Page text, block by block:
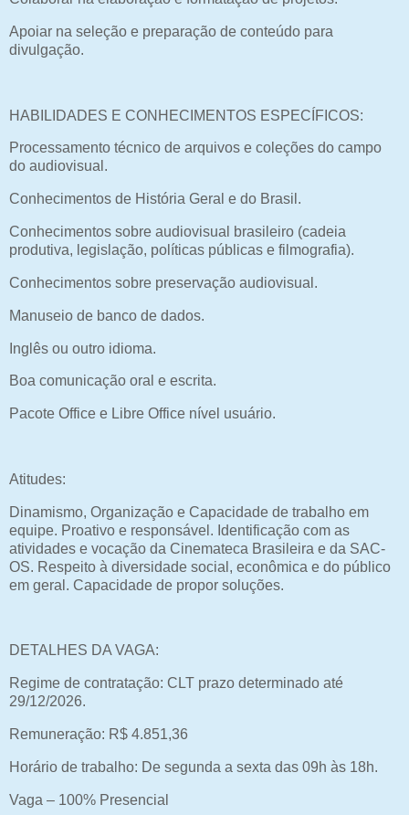
Apoiar na seleção e preparação de conteúdo para
divulgação.
HABILIDADES E CONHECIMENTOS ESPECÍFICOS:
Processamento técnico de arquivos e coleções do campo
do audiovisual.
Conhecimentos de História Geral e do Brasil.
Conhecimentos sobre audiovisual brasileiro (cadeia
produtiva, legislação, políticas públicas e filmografia).
Conhecimentos sobre preservação audiovisual.
Manuseio de banco de dados.
Inglês ou outro idioma.
Boa comunicação oral e escrita.
Pacote Office e Libre Office nível usuário.
Atitudes:
Dinamismo, Organização e Capacidade de trabalho em
equipe. Proativo e responsável. Identificação com as
atividades e vocação da Cinemateca Brasileira e da SAC-
OS. Respeito à diversidade social, econômica e do público
em geral. Capacidade de propor soluções.
DETALHES DA VAGA:
Regime de contratação: CLT prazo determinado até
29/12/2026.
Remuneração: R$ 4.851,36
Horário de trabalho: De segunda a sexta das 09h às 18h.
Vaga – 100% Presencial